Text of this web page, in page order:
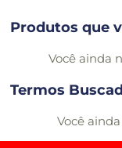
Produtos que
Você ainda
Termos
Você